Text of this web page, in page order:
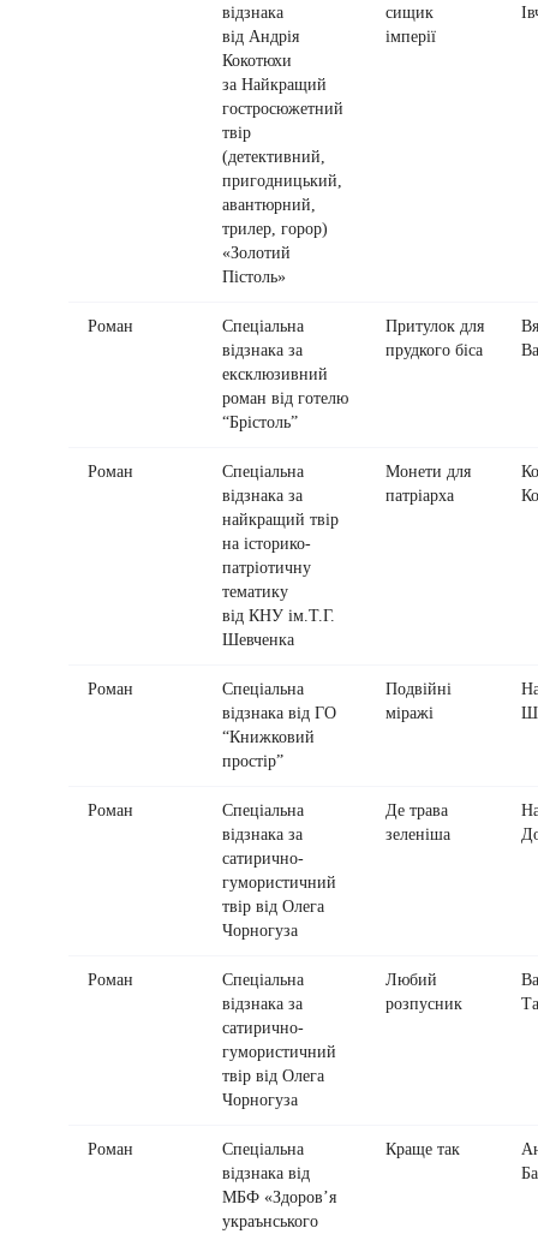
відзнака
від Андрія
Кокотюхи
за Найкращий
гостросюжетний
твір
(детективний,
пригодницький,
авантюрний,
трилер, горор)
«Золотий
Пістоль»
сищик
імперії
Роман
Спеціальна
відзнака за
ексклюзивний
роман від готелю
“Брістоль”
Притулок для
прудкого біса
Роман
Спеціальна
відзнака за
найкращий твір
на історико-
патріотичну
тематику
від КНУ ім.Т.Г.
Шевченка
Монети для
патріарха
Роман
Спеціальна
відзнака від ГО
“Книжковий
простір”
Подвійні
міражі
Роман
Спеціальна
відзнака за
сатирично-
гумористичний
твір від Олега
Чорногуза
Де трава
зеленіша
Роман
Спеціальна
відзнака за
сатирично-
гумористичний
твір від Олега
Чорногуза
Любий
розпусник
Роман
Спеціальна
відзнака від
МБФ «Здоров’я
украънського
Краще так